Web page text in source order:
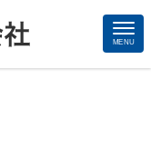
MENU